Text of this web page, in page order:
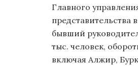
Главного
представительства
бывший
тыс. человек,
включая Алжир,